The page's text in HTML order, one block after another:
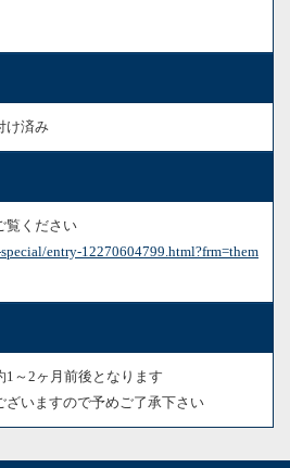
け済み
覧ください
entry-12270604799.html?frm=them
1～2ヶ月前後となります
いますので予めご了承下さい